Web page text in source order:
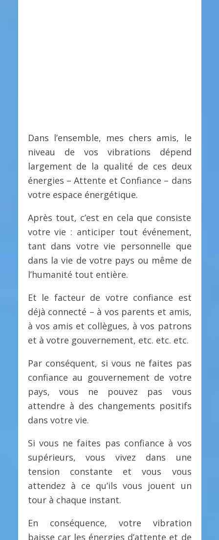
Dans l’ensemble, mes chers amis, le
niveau de vos vibrations dépend
largement de la qualité de ces deux
énergies – Attente et Confiance – dans
votre espace énergétique.
Après tout, c’est en cela que consiste
votre vie : anticiper tout événement,
tant dans votre vie personnelle que
dans la vie de votre pays ou même de
l’humanité tout entière.
Et le facteur de votre confiance est
déjà connecté – à vos parents et amis,
à vos amis et collègues, à vos patrons
et à votre gouvernement, etc. etc. etc.
Par conséquent, si vous ne faites pas
confiance au gouvernement de votre
pays, vous ne pouvez pas vous
attendre à des changements positifs
dans votre vie.
Si vous ne faites pas confiance à vos
supérieurs, vous vivez dans une
tension constante et vous vous
attendez à ce qu’ils vous jouent un
tour à chaque instant.
En conséquence, votre vibration
baisse car les énergies d’attente et de